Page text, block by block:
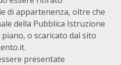
di appartenenza, oltre che
della Pubblica Istruzione
o scaricato dal sito
presentate